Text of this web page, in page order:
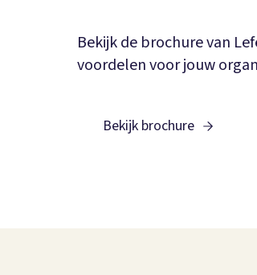
Bekijk de brochure van
voordelen voor jouw
Bekijk brochure